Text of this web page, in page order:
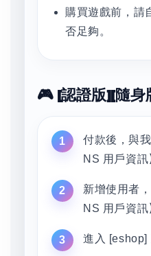
購買遊戲前，請
否足夠。
🎮 [認證版][隨身
付款後，與
NS 用戶資訊
新增使用者
NS 用戶資訊
進入 [eshop]